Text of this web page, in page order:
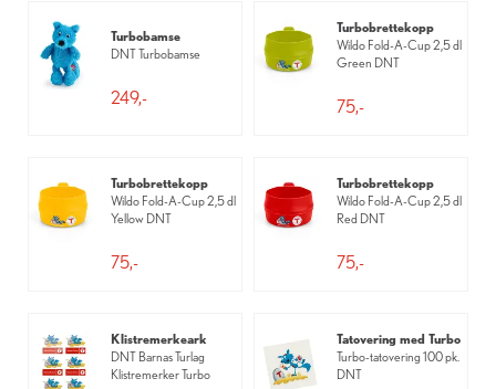
Turbobamse
DNT Turbobamse
249,-
Turbobrettekopp
Wildo Fold-A-Cup 2,5 dl
Green DNT
75,-
Turbobrettekopp
Wildo Fold-A-Cup 2,5 dl
Yellow DNT
75,-
Turbobrettekopp
Wildo Fold-A-Cup 2,5 dl
Red DNT
75,-
Klistremerkeark
DNT Barnas Turlag
Klistremerker Turbo
Tatovering med Turbo
Turbo-tatovering 100 pk.
DNT